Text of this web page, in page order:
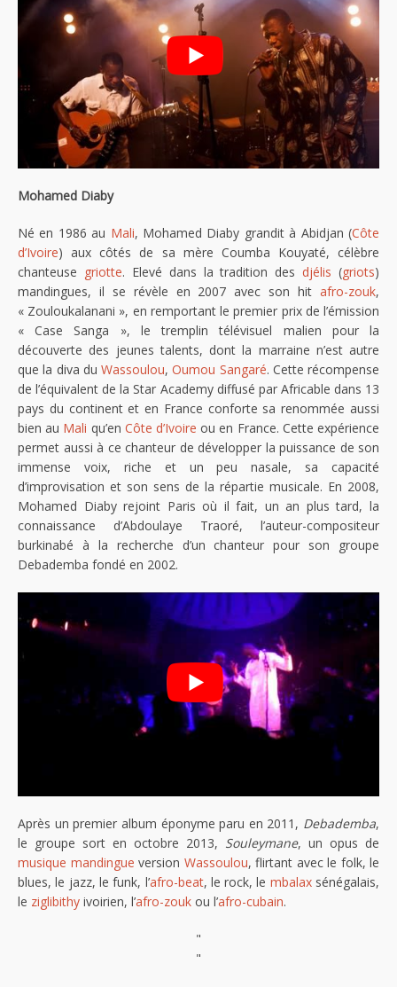
Mohamed Diaby
Né en 1986 au Mali, Mohamed Diaby grandit à Abidjan (Côte
d’Ivoire) aux côtés de sa mère Coumba Kouyaté, célèbre
chanteuse griotte. Elevé dans la tradition desdjélis (griots)
mandingues, il se révèle en 2007 avec son hit afro-zouk,
« Zouloukalanani », en remportant le premier prix de l’émission
« Case Sanga », le tremplin télévisuel malien pour la
découverte des jeunes talents, dont la marraine n’est autre
que la diva du Wassoulou,Oumou Sangaré. Cette récompense
de l’équivalent de la Star Academy diffusé par Africable dans 13
pays du continent et en France conforte sa renommée aussi
bien au Mali qu’en Côte d’Ivoire ou en France. Cette expérience
permet aussi à ce chanteur de développer la puissance de son
immense voix, riche et un peu nasale, sa capacité
d’improvisation et son sens de la répartie musicale. En 2008,
Mohamed Diaby rejoint Paris où il fait, un an plus tard, la
connaissance d’Abdoulaye Traoré, l’auteur-compositeur
burkinabé à la recherche d’un chanteur pour son groupe
Debademba fondé en 2002.
Après un premier album éponyme paru en 2011, Debademba,
le groupe sort en octobre 2013, Souleymane, un opus de
musique mandingue version Wassoulou, flirtant avec le folk, le
blues, le jazz, le funk, l’afro-beat, le rock, le mbalaxsénégalais,
le ziglibithy ivoirien, l’afro-zouk ou l’afro-cubain.
"
"